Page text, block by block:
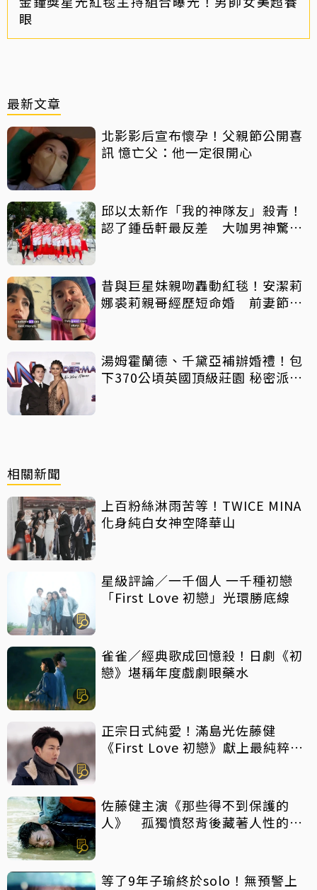
眼
最新文章
北影影后宣布懷孕！父親節公開喜
訊 憶亡父：他一定很開心
邱以太新作「我的神隊友」殺青！
認了鍾岳軒最反差 大咖男神驚喜
昔與巨星妹親吻轟動紅毯！安潔莉
娜裘莉親哥經歷短命婚 前妻節目
湯姆霍蘭德、千黛亞補辦婚禮！包
下370公頃英國頂級莊園 秘密派對
相關新聞
上百粉絲淋雨苦等！TWICE MINA
化身純白女神空降華山
星級評論／一千個人 一千種初戀
「First Love 初戀」光環勝底線
雀雀／經典歌成回憶殺！日劇《初
戀》堪稱年度戲劇眼藥水
正宗日式純愛！滿島光佐藤健
《First Love 初戀》獻上最純粹王
佐藤健主演《那些得不到保護的
人》 孤獨憤怒背後藏著人性的純
等了9年子瑜終於solo！無預警上